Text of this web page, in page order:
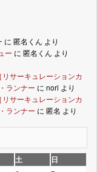
に 匿名くん より
ー に 匿名くん より
サーキュレーションカ
ランナー に nori より
サーキュレーションカ
ランナー に 匿名 より
土 日